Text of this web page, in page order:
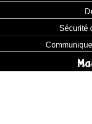
Sécurité